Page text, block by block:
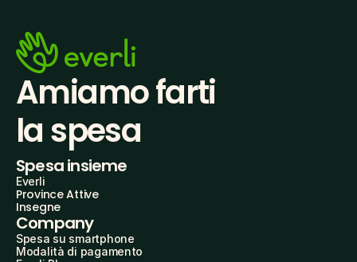
Amiamo farti
la spesa
Spesa insieme
Everli
Province Attive
Insegne
Company
Spesa su smartphone
Modalità di pagamento